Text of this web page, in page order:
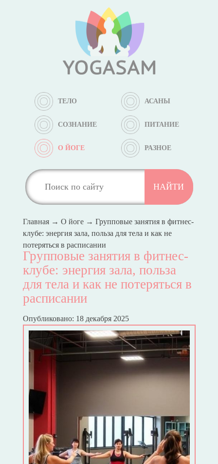
ТЕЛО АСАНЫ
СОЗНАНИЕ ПИТАНИЕ
О ЙОГЕ РАЗНОЕ
Главная→ О йоге→ Групповые занятия в фитнес-
клубе: энергия зала, польза для тела и как не
потеряться в расписании
Групповые занятия в фитнес-
клубе: энергия зала, польза
для тела и как не потеряться в
расписании
Опубликовано: 18 декабря 2025